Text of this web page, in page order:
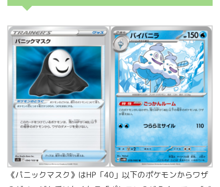
《パニックマスク》はHP「40」以下のポケモンからワザ